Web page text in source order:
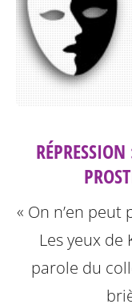
« On n’en peut
Les yeux
parole du